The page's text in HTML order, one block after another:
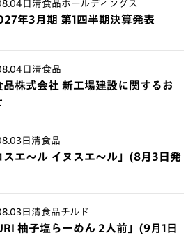
日清食品ホールディングス
年3月期 第1四半期決算発表
日清食品
品株式会社 新工場建設に関するお
日清食品
スエ～ル イヌスエ～ル」(8月3日発
日清食品チルド
柚子塩らーめん 2人前」(9月1日